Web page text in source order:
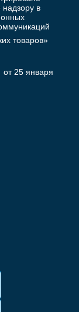
в
товаров»
25 января